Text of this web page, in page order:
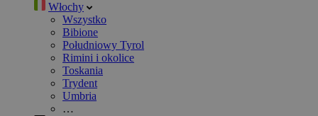
Włochy
Wszystko
Bibione
Południowy Tyrol
Rimini i okolice
Toskania
Trydent
Umbria
…